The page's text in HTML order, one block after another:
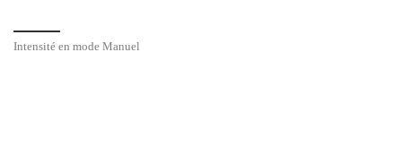
Intensité en mode Manuel